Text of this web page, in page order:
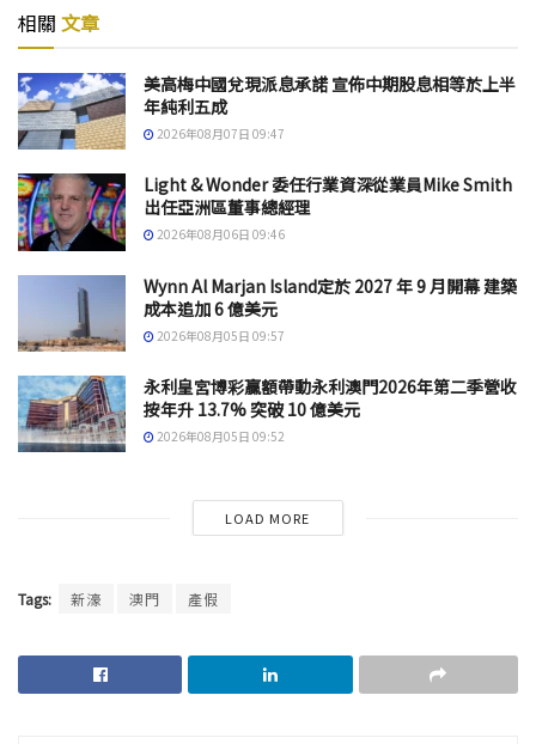
相關 文章
美高梅中國兌現派息承諾 宣佈中期股息相等於上半
年純利五成
2026年08月07日 09:47
Light & Wonder 委任行業資深從業員Mike Smith
出任亞洲區董事總經理
2026年08月06日 09:46
Wynn Al Marjan Island定於 2027 年 9 月開幕 建築
成本追加 6 億美元
2026年08月05日 09:57
永利皇宮博彩贏額帶動永利澳門2026年第二季營收
按年升 13.7% 突破 10 億美元
2026年08月05日 09:52
LOAD MORE
Tags: 新濠 澳門 產假